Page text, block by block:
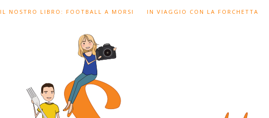
IL NOSTRO LIBRO: FOOTBALL A MORSI IN VIAGGIO CON LA FORCHETTA